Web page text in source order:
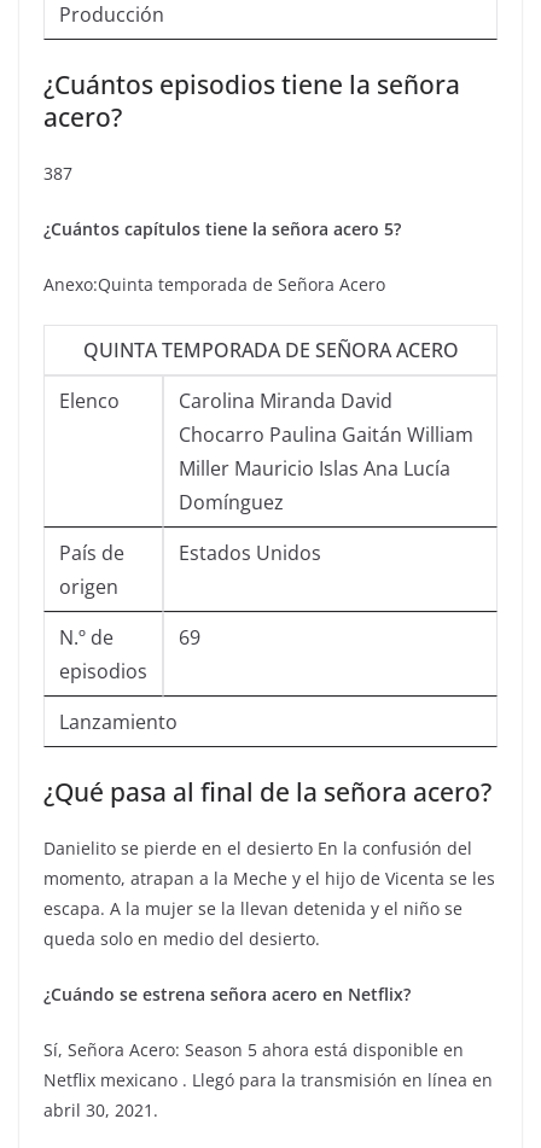
Producción
¿Cuántos episodios tiene la señora
acero?
387
¿Cuántos capítulos tiene la señora acero 5?
Anexo:Quinta temporada de Señora Acero
QUINTA TEMPORADA DE SEÑORA ACERO
Elenco
Carolina Miranda David
Chocarro Paulina Gaitán William
Miller Mauricio Islas Ana Lucía
Domínguez
País de
origen
Estados Unidos
N.º de
episodios
69
Lanzamiento
¿Qué pasa al final de la señora acero?
Danielito se pierde en el desierto En la confusión del
momento, atrapan a la Meche y el hijo de Vicenta se les
escapa. A la mujer se la llevan detenida y el niño se
queda solo en medio del desierto.
¿Cuándo se estrena señora acero en Netflix?
Sí, Señora Acero: Season 5 ahora está disponible en
Netflix mexicano . Llegó para la transmisión en línea en
abril 30, 2021.